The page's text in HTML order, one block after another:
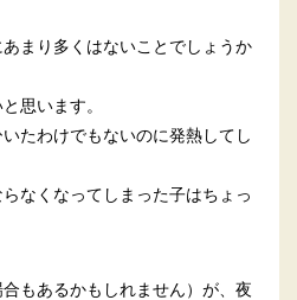
まり多くはないことでしょうか
思います。
たわけでもないのに発熱してし
なくなってしまった子はちょっ
もあるかもしれません）が、夜